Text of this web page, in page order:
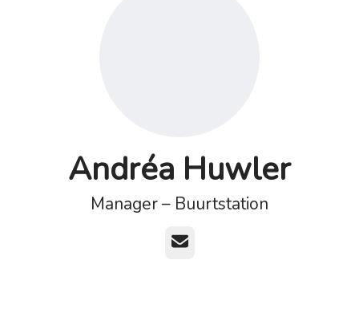
Andréa Huwler
Manager – Buurtstation
E-mailadres